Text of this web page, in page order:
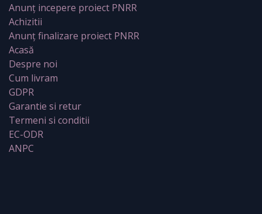
Anunț incepere proiect PNRR
Achizitii
Anunț finalizare proiect PNRR
Acasă
Despre noi
Cum livram
GDPR
Garantie si retur
Termeni si conditii
EC-ODR
ANPC